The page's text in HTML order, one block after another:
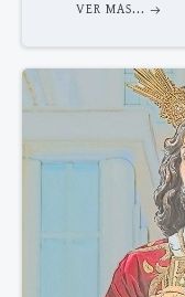
VER MAS...